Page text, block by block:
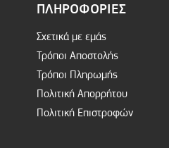
ΠΛΗΡΟΦΟΡΊΕΣ
Σχετικά με εμάς
Τρόποι Αποστολής
Τρόποι Πληρωμής
Πολιτική Απορρήτου
Πολιτική Επιστροφών